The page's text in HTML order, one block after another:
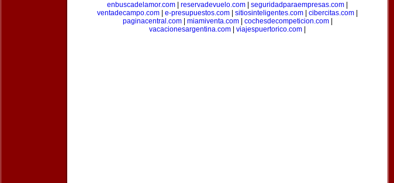
enbuscadelamor.com
reservadevuelo.com seguridadparaempresas.com
ventadecampo.com
e-presupuestos.com sitiosinteligentes.com cibercitas.com
paginacentral.com| miamiventa.com| cochesdecompeticion.com|
vacacionesargentina.com
viajespuertorico.com